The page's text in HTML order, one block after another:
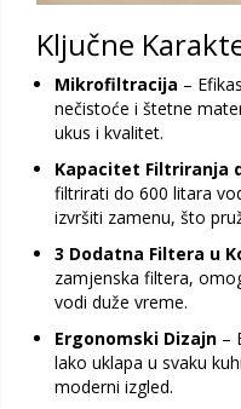
Ključne
Mikrofiltracija –
nečistoće i štetne
ukus i kvalitet.
Kapacitet Filtriranja
filtrirati do 600 litara
izvršiti zamenu, što
3 Dodatna Filtera u
zamjenska filtera,
vodi duže vreme.
Ergonomski Dizajn –
lako uklapa u svaku
moderni izgled.